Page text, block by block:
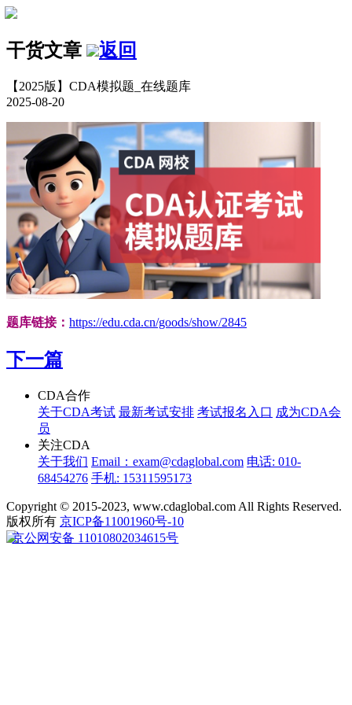
干货文章 返回
【2025版】CDA模拟题_在线题库
2025-08-20
题库链接： https://edu.cda.cn/goods/show/2845
下一篇
CDA合作
关于CDA考试 最新考试安排 考试报名入口 成为CDA会
员
关注CDA
关于我们 Email：exam@cdaglobal.com 电话: 010-
68454276 手机: 15311595173
Copyright © 2015-2023, www.cdaglobal.com All Rights Reserved.
版权所有 京ICP备11001960号-10
京公网安备 11010802034615号